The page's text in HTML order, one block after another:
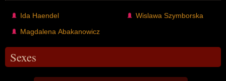
Ida Haendel
Magdalena Abakanowicz
Wislawa Szymborska
Sexes